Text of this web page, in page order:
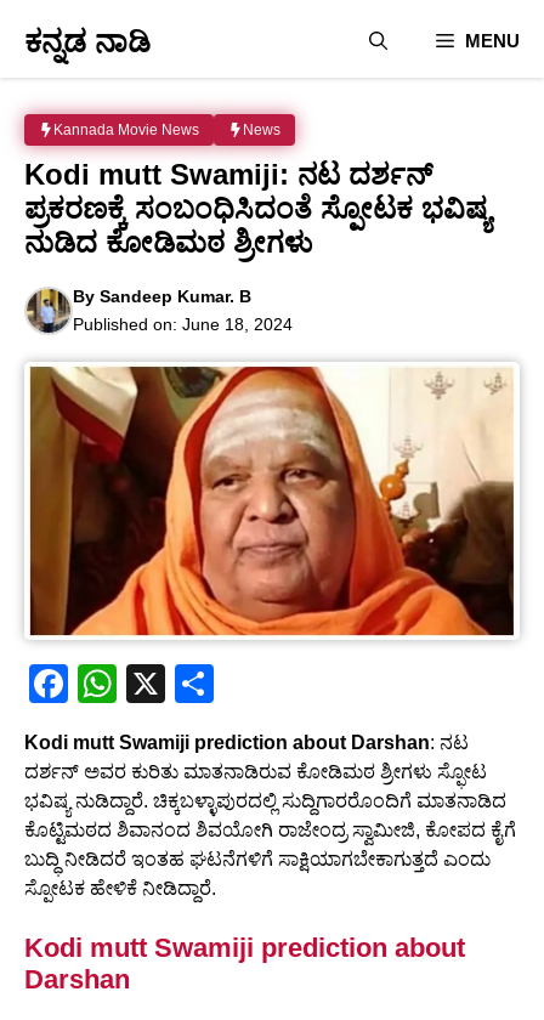
content
ಕನ್ನಡ ನಾಡಿ MENU
Kannada Movie News News
Kodi mutt Swamiji: ನಟ ದರ್ಶನ್
ಪ್ರಕರಣಕ್ಕೆ ಸಂಬಂಧಿಸಿದಂತೆ ಸ್ಪೋಟಕ ಭವಿಷ್ಯ
ನುಡಿದ ಕೋಡಿಮಠ ಶ್ರೀಗಳು
By Sandeep Kumar. B
Published on: June 18, 2024
F
c
e
b
o
k
W
h
at
s
A
p
X
h
ar
e
Kodi mutt Swamiji prediction about Darshan: ನಟ
ದರ್ಶನ್ ಅವರ ಕುರಿತು ಮಾತನಾಡಿರುವ ಕೋಡಿಮಠ ಶ್ರೀಗಳು ಸ್ಫೋಟ
ಭವಿಷ್ಯ ನುಡಿದ್ದಾರೆ. ಚಿಕ್ಕಬಳ್ಳಾಪುರದಲ್ಲಿ ಸುದ್ದಿಗಾರರೊಂದಿಗೆ ಮಾತನಾಡಿದ
ಕೊಟ್ಟಿಮಠದ ಶಿವಾನಂದ ಶಿವಯೋಗಿ ರಾಜೇಂದ್ರ ಸ್ವಾಮೀಜಿ, ಕೋಪದ ಕೈಗೆ
ಬುದ್ಧಿ ನೀಡಿದರೆ ಇಂತಹ ಘಟನೆಗಳಿಗೆ ಸಾಕ್ಷಿಯಾಗಬೇಕಾಗುತ್ತದೆ ಎಂದು
ಸ್ಪೋಟಕ ಹೇಳಿಕೆ ನೀಡಿದ್ದಾರೆ.
Kodi mutt Swamiji prediction about
Darshan